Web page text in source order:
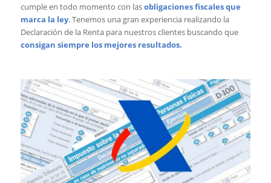
cumple en todo momento con lasobligaciones fiscales que
marca la ley. Tenemos una gran experiencia realizando la
Declaración de la Renta para nuestros clientes buscando que
consigan siempre los mejores resultados.